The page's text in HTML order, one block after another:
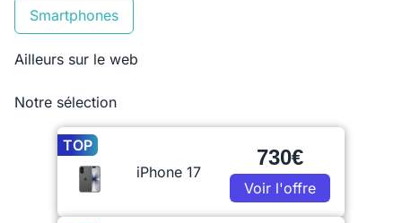
Smartphones
Ailleurs sur le web
Notre sélection
TOP
iPhone 17
730€
Voir l'offre